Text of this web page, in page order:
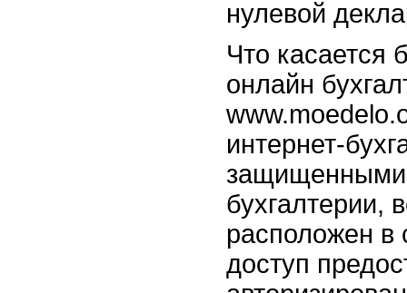
нулевой
Что касается
онлайн
интернет-
бухгалтерии,
расположен в
доступ